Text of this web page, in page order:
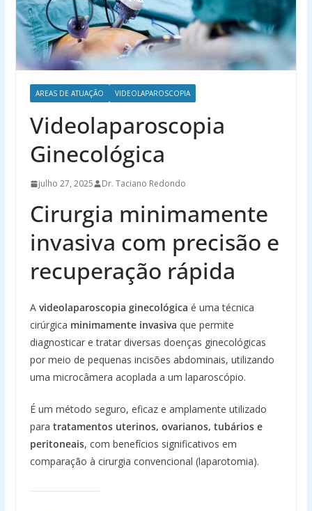
AREAS DE ATUAÇÃO VIDEOLAPAROSCOPIA
Videolaparoscopia
Ginecológica
julho 27, 2025 Dr. Taciano Redondo
Cirurgia minimamente
invasiva com precisão e
recuperação rápida
A videolaparoscopia ginecológica é uma técnica
cirúrgica minimamente invasiva que permite
diagnosticar e tratar diversas doenças ginecológicas
por meio de pequenas incisões abdominais, utilizando
uma microcâmera acoplada a um laparoscópio.
É um método seguro, eficaz e amplamente utilizado
para tratamentos uterinos, ovarianos, tubários e
peritoneais, com benefícios significativos em
comparação à cirurgia convencional (laparotomia).